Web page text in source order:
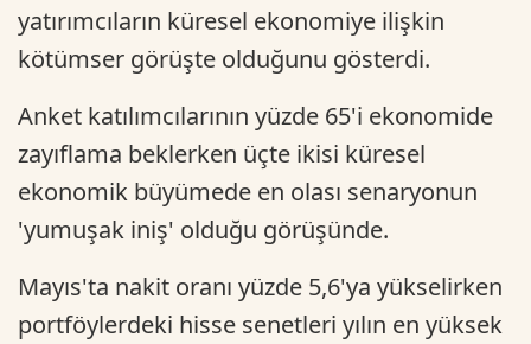
yatırımcıların küresel ekonomiye ilişkin
kötümser görüşte olduğunu gösterdi.
Anket katılımcılarının yüzde 65'i ekonomide
zayıflama beklerken üçte ikisi küresel
ekonomik büyümede en olası senaryonun
'yumuşak iniş' olduğu görüşünde.
Mayıs'ta nakit oranı yüzde 5,6'ya yükselirken
portföylerdeki hisse senetleri yılın en yüksek